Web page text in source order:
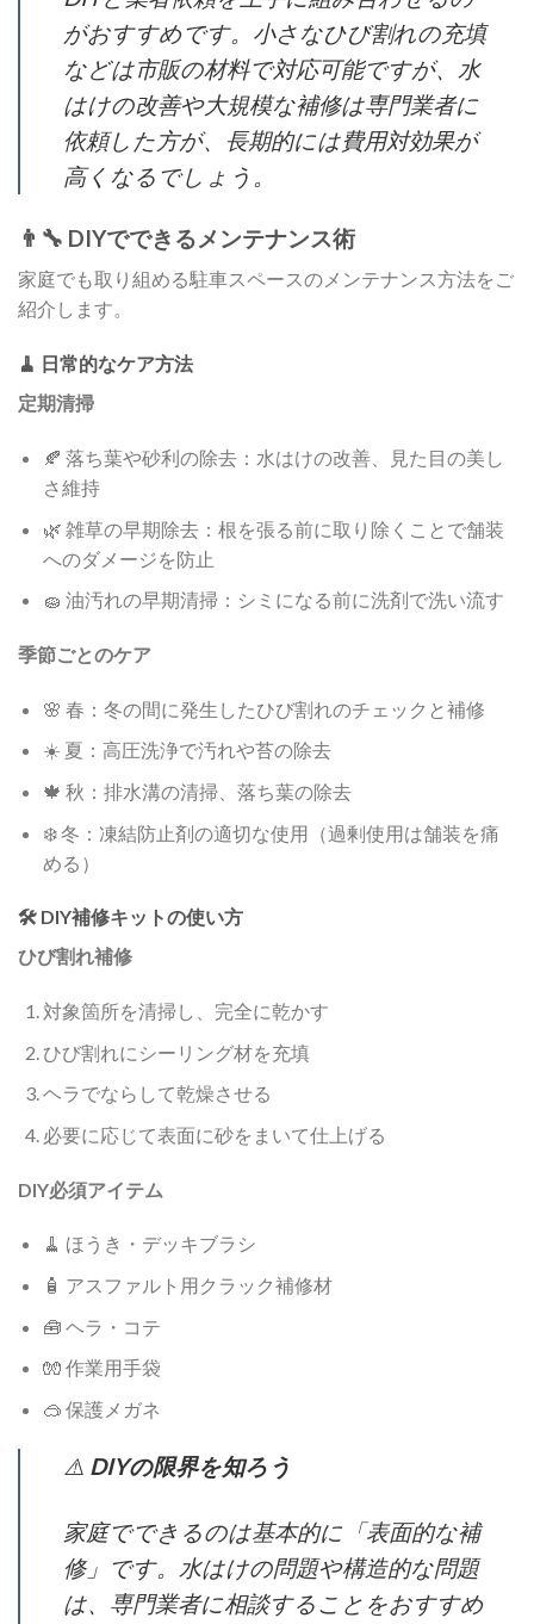
がおすすめです。小さなひび割れの充填
などは市販の材料で対応可能ですが、水
はけの改善や大規模な補修は専門業者に
依頼した方が、長期的には費用対効果が
高くなるでしょう。
👨‍🔧 DIYでできるメンテナンス術
家庭でも取り組める駐車スペースのメンテナンス方法をご
紹介します。
🧹 日常的なケア方法
定期清掃
🍂 落ち葉や砂利の除去：水はけの改善、見た目の美し
さ維持
🌿 雑草の早期除去：根を張る前に取り除くことで舗装
へのダメージを防止
🧽 油汚れの早期清掃：シミになる前に洗剤で洗い流す
季節ごとのケア
🌸 春：冬の間に発生したひび割れのチェックと補修
☀️ 夏：高圧洗浄で汚れや苔の除去
🍁 秋：排水溝の清掃、落ち葉の除去
❄️ 冬：凍結防止剤の適切な使用（過剰使用は舗装を痛
める）
🛠️ DIY補修キットの使い方
ひび割れ補修
対象箇所を清掃し、完全に乾かす
ひび割れにシーリング材を充填
ヘラでならして乾燥させる
必要に応じて表面に砂をまいて仕上げる
DIY必須アイテム
🧹 ほうき・デッキブラシ
🧴 アスファルト用クラック補修材
🧰 ヘラ・コテ
🧤 作業用手袋
🥽 保護メガネ
⚠️ DIYの限界を知ろう
家庭でできるのは基本的に「表面的な補
修」です。水はけの問題や構造的な問題
は、専門業者に相談することをおすすめ